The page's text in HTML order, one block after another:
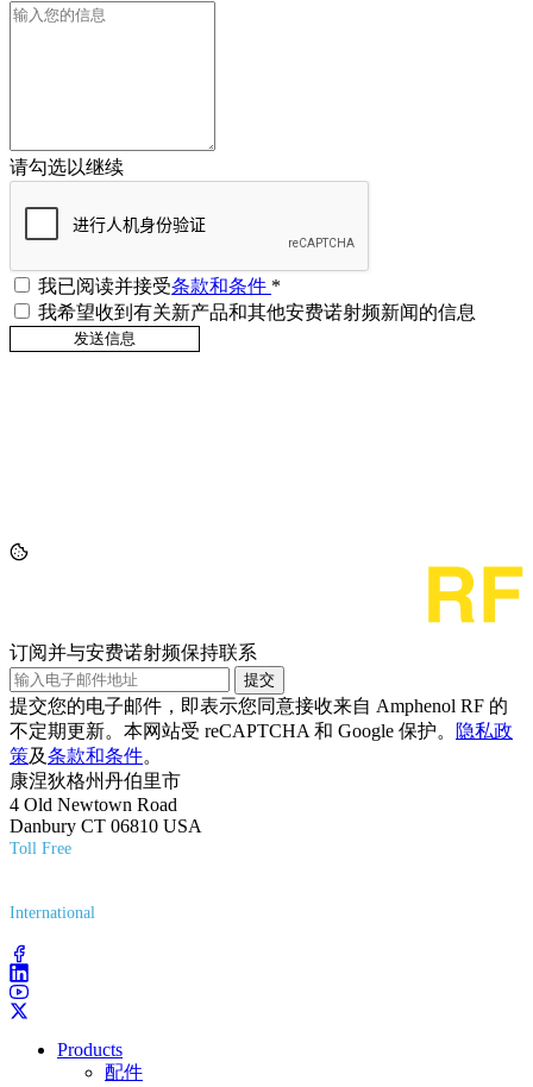
请勾选以继续
我已阅读并接受条款和条件 *
我希望收到有关新产品和其他安费诺射频新闻的信息
订阅并与安费诺射频保持联系
提交
提交您的电子邮件，即表示您同意接收来自 Amphenol RF 的
不定期更新。本网站受 reCAPTCHA 和 Google 保护。
隐私政
策及条款和条件。
康涅狄格州丹伯里市
4 Old Newtown Road
Danbury CT 06810 USA
Toll Free
International
Products
配件